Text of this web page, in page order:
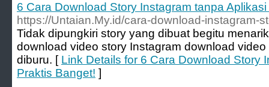
6 Cara Download Story Instagram tanpa
https://Untaian.My.id/cara-download-instagram-
Tidak dipungkiri story yang dibuat begitu
download video story Instagram download
diburu. [ Link Details for 6 Cara Download Story
Praktis Banget! ]